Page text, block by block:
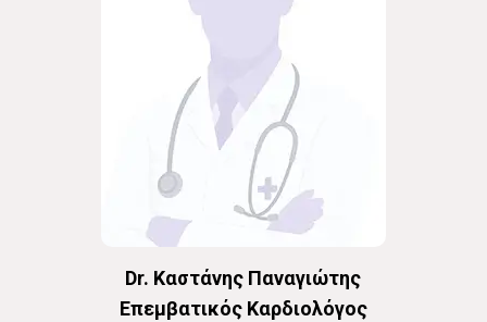
Dr. Καστάνης Παναγιώτης
Επεμβατικός Καρδιολόγος